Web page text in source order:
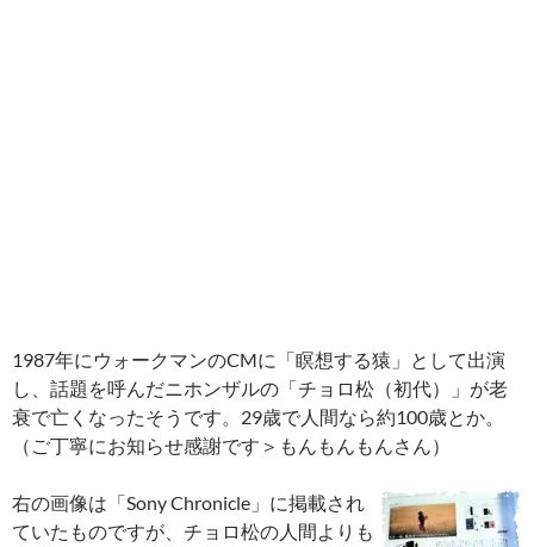
1987年にウォークマンのCMに「瞑想する猿」として出演
し、話題を呼んだニホンザルの「チョロ松（初代）」が老
衰で亡くなったそうです。29歳で人間なら約100歳とか。
（ご丁寧にお知らせ感謝です＞もんもんもんさん）
右の画像は「Sony Chronicle」に掲載され
ていたものですが、チョロ松の人間よりも